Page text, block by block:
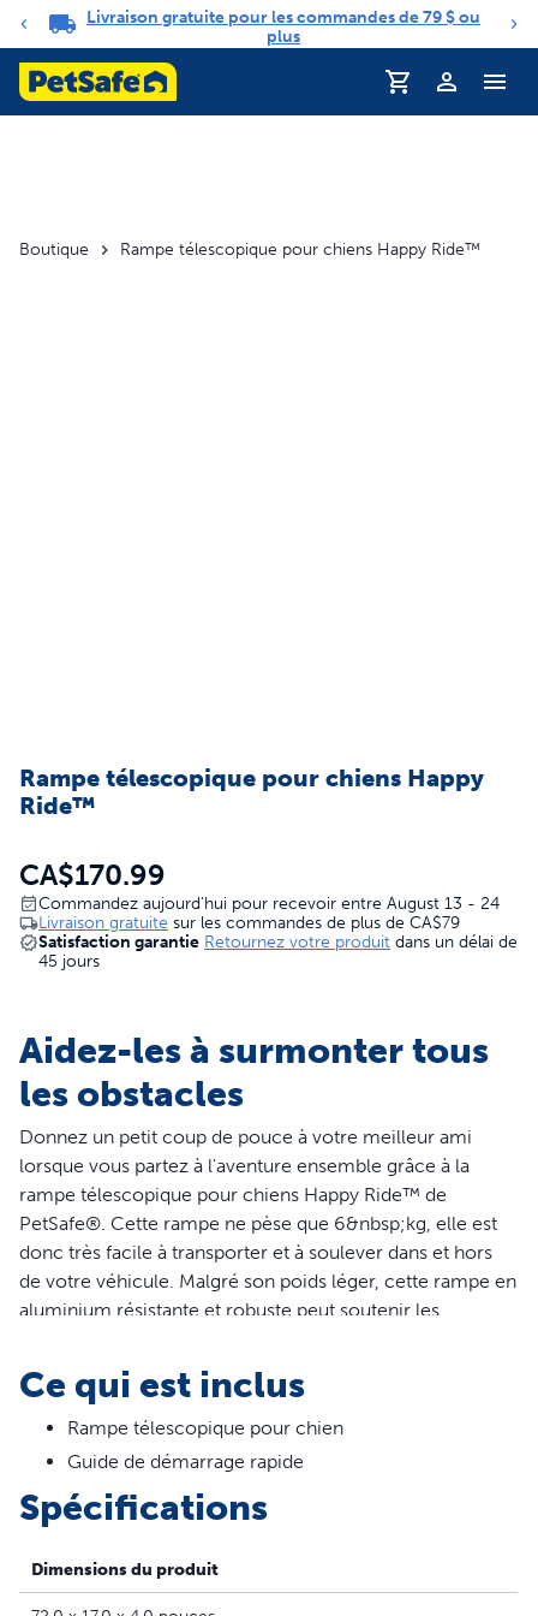
Carrousel de notifications
Livraison gratuite pour les commandes de 79 $ ou
plus
Profil
Boutique Rampe télescopique pour chiens Happy Ride™
Rampe télescopique pour chiens Happy
Ride™
CA$170.99
Commandez aujourd’hui pour recevoir entre August 13 - 24
Livraison gratuite sur les commandes de plus de CA$79
Satisfaction garantie Retournez votre produit dans un délai de
45 jours
Aidez-les à surmonter tous
les obstacles
Donnez un petit coup de pouce à votre meilleur ami
lorsque vous partez à l'aventure ensemble grâce à la
rampe télescopique pour chiens Happy Ride™ de
PetSafe®. Cette rampe ne pèse que 6&nbsp;kg, elle est
donc très facile à transporter et à soulever dans et hors
de votre véhicule. Malgré son poids léger, cette rampe en
aluminium résistante et robuste peut soutenir les
jusqu'à 181&nbsp;kg. Si votre chien n'est pas assez grand
pour grimper dans votre véhicule ou si vous souhaitez
préserver ses articulations, cette rampe télescopique lui
procure la liberté de monter et descendre de lui-même
facilité. Réglez la taille de la rampe à la hauteur de votre
Grâce à la surface haute adhérence et aux rampes
latérales, votre chien se sent en confiance pour monter
Ce qui est inclus
Rampe télescopique pour chien
Guide de démarrage rapide
Spécifications
Dimensions du produit